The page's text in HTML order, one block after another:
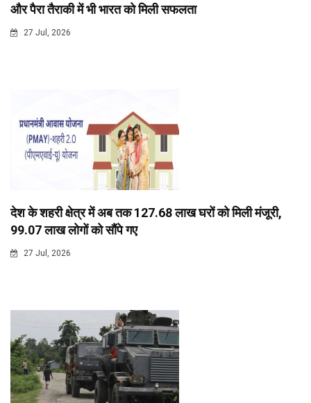
और पैरा तैराकी में भी भारत को मिली सफलता
27 Jul, 2026
देश के शहरी क्षेत्र में अब तक 127.68 लाख घरों को मिली मंजूरी,
99.07 लाख लोगों को सौंपे गए
27 Jul, 2026